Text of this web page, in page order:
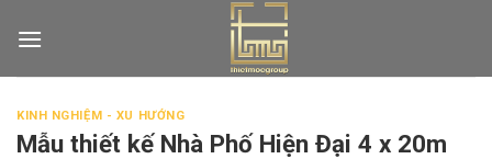
KINH NGHIỆM - XU HƯỚNG
Mẫu thiết kế Nhà Phố Hiện Đại 4 x 20m